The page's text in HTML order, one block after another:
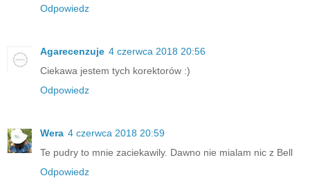
Odpowiedz
Agarecenzuje 4 czerwca 2018 20:56
Ciekawa jestem tych korektorów :)
Odpowiedz
Wera 4 czerwca 2018 20:59
Te pudry to mnie zaciekawily. Dawno nie mialam nic z Bell
Odpowiedz